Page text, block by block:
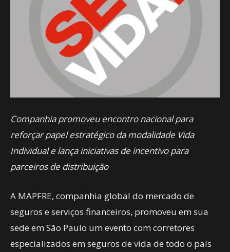
Companhia promoveu encontro nacional para
reforçar papel estratégico da modalidade Vida
Individual e lança iniciativas de incentivo para
parceiros de distribuição
A MAPFRE, companhia global do mercado de
seguros e serviços financeiros, promoveu em sua
sede em São Paulo um evento com corretores
especializados em seguros de vida de todo o país